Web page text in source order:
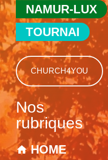
NAMUR-LUX
TOURNAI
CHURCH4YOU
Nos
rubriques
HOME